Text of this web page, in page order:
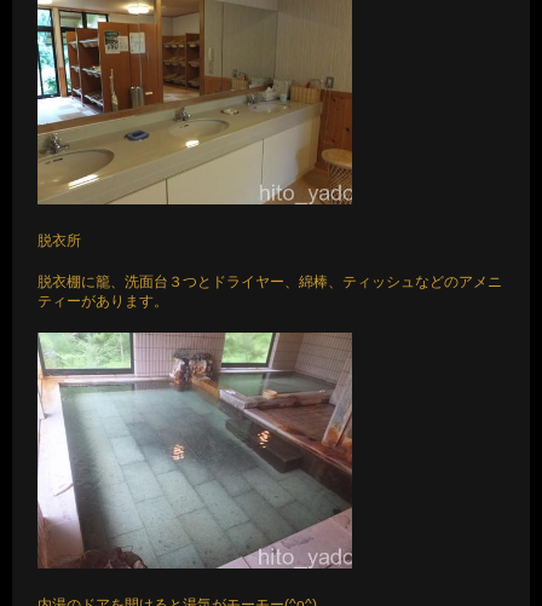
脱衣所
脱衣棚に籠、洗面台３つとドライヤー、綿棒、ティッシュなどのアメニ
ティーがあります。